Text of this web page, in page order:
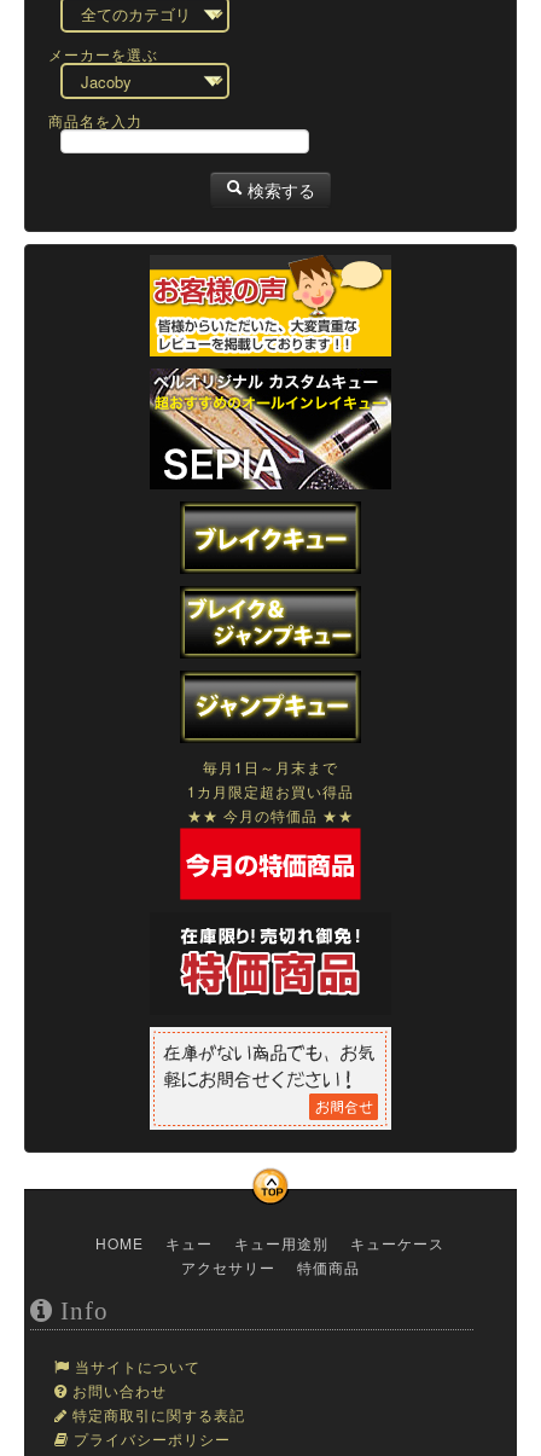
メーカーを選ぶ
商品名を入力
検索する
毎月1日～月末まで
1カ月限定超お買い得品
★★ 今月の特価品 ★★
HOME キュー キュー用途別
キューケース
アクセサリー
特価商品
Info
当サイトについて
お問い合わせ
特定商取引に関する表記
プライバシーポリシー